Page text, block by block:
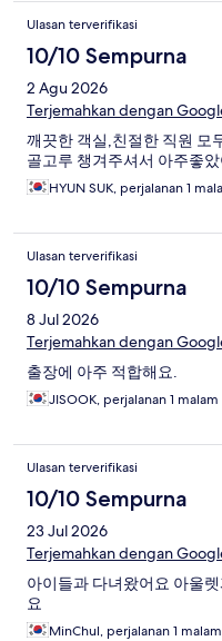
Ulasan terverifikasi
10/10 Sempurna
2 Agu 2026
Terjemahkan dengan
깨끗한 객실,친절한 직원 모
골고루 챙겨주셔서 아주좋
HYUN SUK, perjalanan 1
Ulasan terverifikasi
10/10 Sempurna
8 Jul 2026
Terjemahkan dengan
출장에 아주 적합해요.
JISOOK, perjalanan 1 malam
Ulasan terverifikasi
10/10 Sempurna
23 Jul 2026
Terjemahkan dengan
아이들과 다녀왔어요 아울
요
MinChul, perjalanan 1 malam